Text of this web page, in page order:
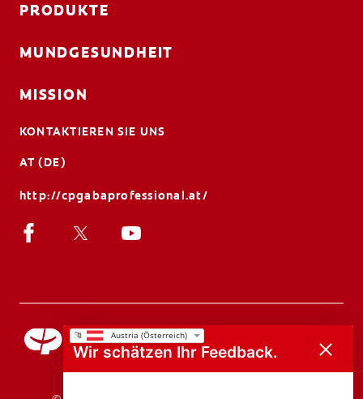
PRODUKTE
MUNDGESUNDHEIT
MISSION
KONTAKTIEREN SIE UNS
AT (DE)
http://cpgabaprofessional.at/
Wir schätzen Ihr Feedback.